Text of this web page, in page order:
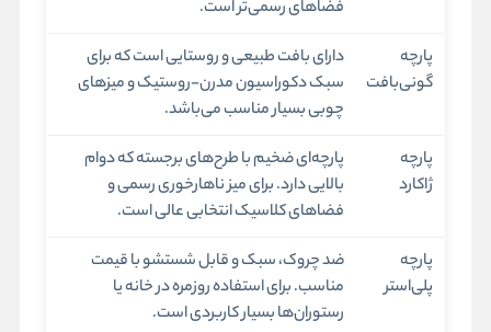
فضاهای رسمی‌تر است.
پارچه
گونی‌بافت
دارای بافت طبیعی و روستایی است که برای
سبک دکوراسیون مدرن-روستیک و میزهای
چوبی بسیار مناسب می‌باشد.
پارچه
ژاکارد
پارچه‌ای ضخیم با طرح‌های برجسته که دوام
بالایی دارد. برای میز ناهارخوری رسمی و
فضاهای کلاسیک انتخابی عالی است.
پارچه
پلی‌استر
ضد چروک، سبک و قابل شستشو با قیمت
مناسب. برای استفاده روزمره در خانه یا
رستوران‌ها بسیار کاربردی است.